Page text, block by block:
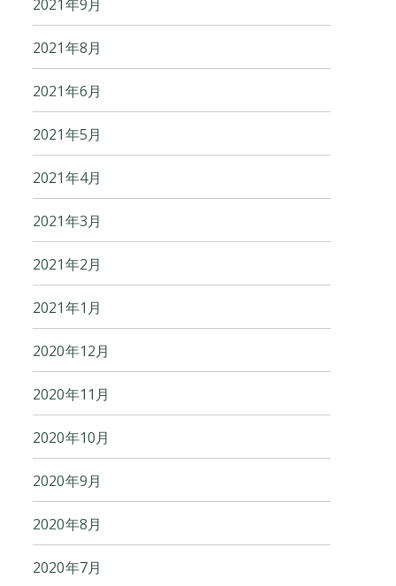
2021年9月
2021年8月
2021年6月
2021年5月
2021年4月
2021年3月
2021年2月
2021年1月
2020年12月
2020年11月
2020年10月
2020年9月
2020年8月
2020年7月